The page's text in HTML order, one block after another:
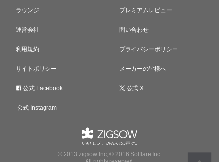
ラウンジ プレミアムレビュー
運営会社 問い合わせ
利用規約 プライバシーポリシー
サイトポリシー メーカーの皆様へ
公式 Facebook 公式 X
公式 Instagram
© 2013 zigsow Inc, © 2016 Solflare Inc.